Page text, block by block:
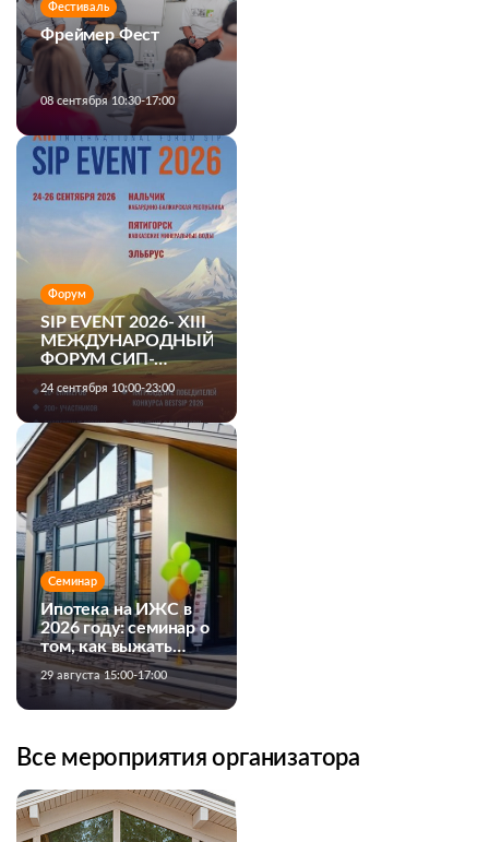
Фестиваль
Фреймер Фест
08 сентября 10:30-17:00
Форум
SIP EVENT 2026- XIII
МЕЖДУНАРОДНЫЙ
ФОРУМ СИП-
ДОМОСТРОЕНИЯ
24 сентября 10:00-23:00
Семинар
Ипотека на ИЖС в
2026 году: семинар о
том, как выжать
максимум из
банковских
29 августа 15:00-17:00
Все мероприятия организатора